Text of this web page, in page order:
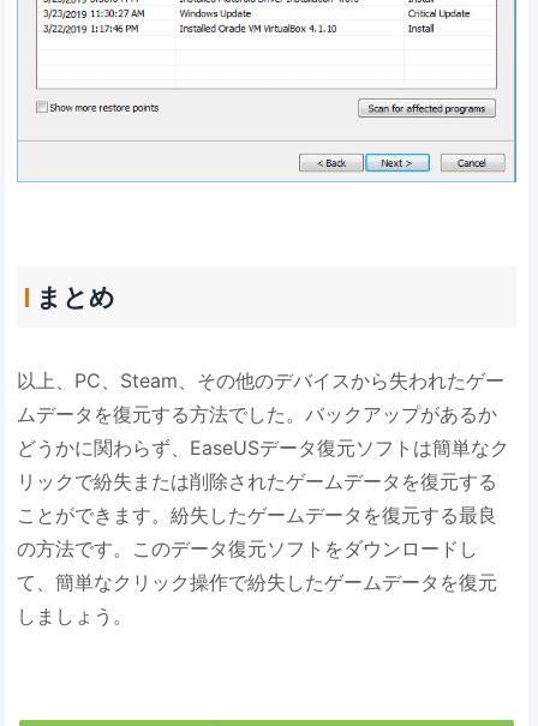
まとめ
以上、PC、Steam、その他のデバイスから失われたゲー
ムデータを復元する方法でした。バックアップがあるか
どうかに関わらず、EaseUSデータ復元ソフトは簡単なク
リックで紛失または削除されたゲームデータを復元する
ことができます。紛失したゲームデータを復元する最良
の方法です。このデータ復元ソフトをダウンロードし
て、簡単なクリック操作で紛失したゲームデータを復元
しましょう。